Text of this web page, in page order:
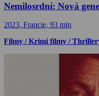
Nemilosrdní: Nová
2023, Francie, 93 min
Filmy / Krimi filmy /